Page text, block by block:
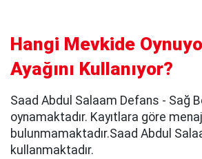
Hangi Mevkide
Ayağını Kullanıyor?
Saad Abdul Salaam Defans - Sağ
oynamaktadır. Kayıtlara göre
bulunmamaktadır.Saad Abdul
kullanmaktadır.